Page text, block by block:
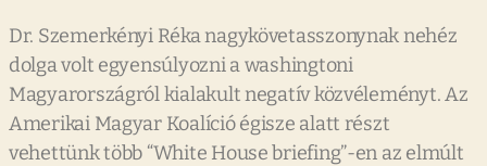
Dr. Szemerkényi Réka nagykövetasszonynak nehéz
dolga volt egyensúlyozni a washingtoni
Magyarországról kialakult negatív közvéleményt. Az
Amerikai Magyar Koalíció égisze alatt részt
vehettünk több “White House briefing”-en az elmúlt